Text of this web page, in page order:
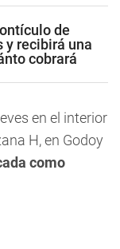
de
y recibirá una
cobrará
en el interior
H, en Godoy
como